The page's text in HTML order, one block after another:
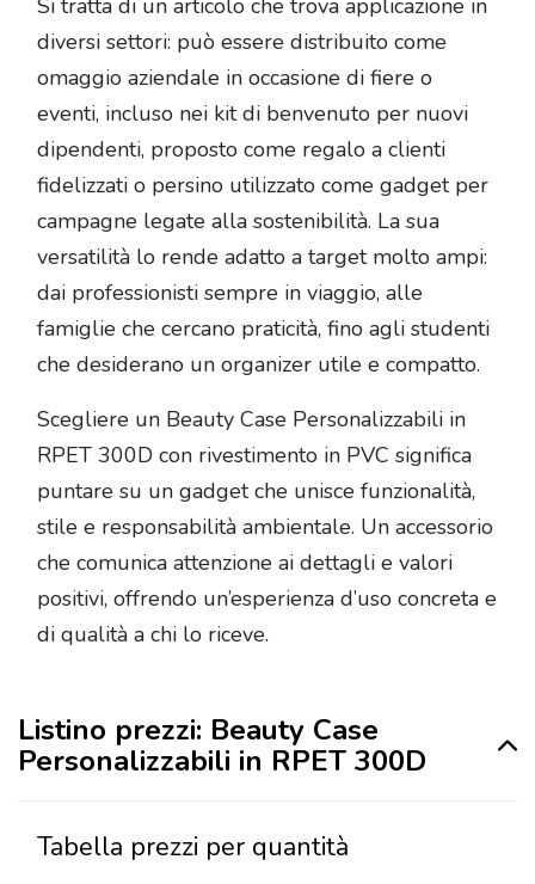
Si tratta di un articolo che trova applicazione in
diversi settori: può essere distribuito come
omaggio aziendale in occasione di fiere o
eventi, incluso nei kit di benvenuto per nuovi
dipendenti, proposto come regalo a clienti
fidelizzati o persino utilizzato come gadget per
campagne legate alla sostenibilità. La sua
versatilità lo rende adatto a target molto ampi:
dai professionisti sempre in viaggio, alle
famiglie che cercano praticità, fino agli studenti
che desiderano un organizer utile e compatto.
Scegliere un Beauty Case Personalizzabili in
RPET 300D con rivestimento in PVC significa
puntare su un gadget che unisce funzionalità,
stile e responsabilità ambientale. Un accessorio
che comunica attenzione ai dettagli e valori
positivi, offrendo un’esperienza d’uso concreta e
di qualità a chi lo riceve.
Listino prezzi: Beauty Case
Personalizzabili in RPET 300D
Tabella prezzi per quantità